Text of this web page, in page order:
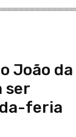
João da
ser
feria